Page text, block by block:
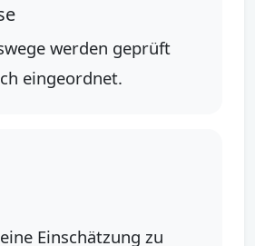
werden geprüft
eingeordnet.
Einschätzung zu